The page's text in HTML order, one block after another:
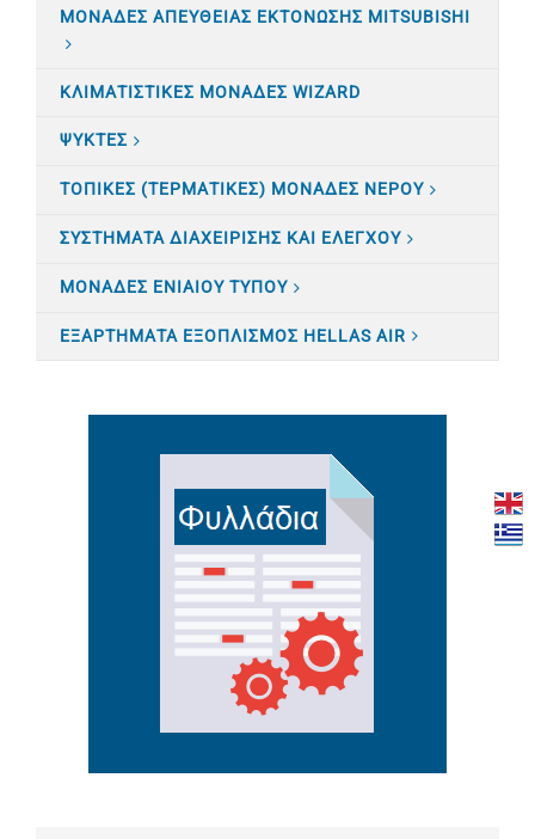
ΜΟΝΑΔΕΣ ΑΠΕΥΘΕΙΑΣ ΕΚΤΟΝΩΣΗΣ MITSUBISHI
ΚΛΙΜΑΤΙΣTΙΚΕΣ ΜΟΝΑΔΕΣ WIZARD
ΨΥΚΤΕΣ
ΤΟΠΙΚΕΣ (ΤΕΡΜΑΤΙΚΕΣ) ΜΟΝΑΔΕΣ ΝΕΡΟΥ
ΣΥΣΤΗΜΑΤΑ ΔΙΑΧΕΙΡΙΣΗΣ ΚΑΙ ΕΛΕΓΧΟΥ
ΜΟΝΑΔΕΣ ΕΝΙΑΙΟΥ ΤΥΠΟΥ
ΕΞΑΡΤΗΜΑΤΑ ΕΞΟΠΛΙΣΜΟΣ HELLAS AIR